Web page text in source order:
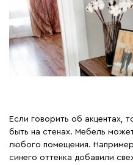
Если говорить об акцентах,
быть на стенах. Мебель
любого помещения.
синего оттенка добавили